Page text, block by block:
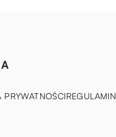
PRYWATNOŚCIREGULAMIN